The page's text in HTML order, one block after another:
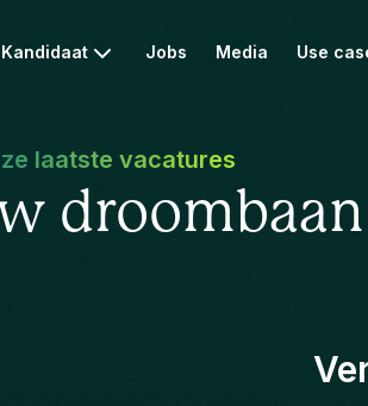
Kandidaat Jobs Media Use
laatste vacatures